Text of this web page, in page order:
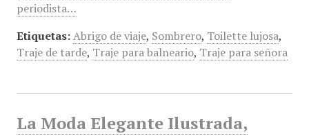
periodista…
Etiquetas: Abrigo de viaje, Sombrero, Toilette lujosa,
Traje de tarde, Traje para balneario, Traje para señora
La Moda Elegante Ilustrada,